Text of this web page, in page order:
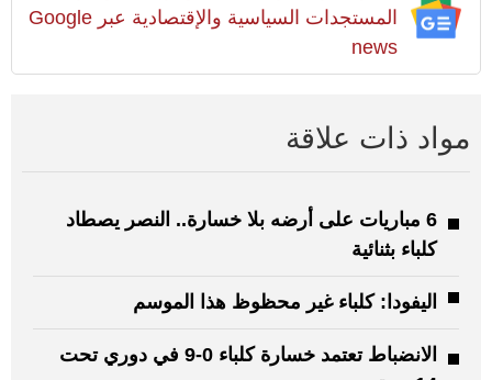
المستجدات السياسية والإقتصادية عبر Google
news
مواد ذات علاقة
6 مباريات على أرضه بلا خسارة.. النصر يصطاد
كلباء بثنائية
اليفودا: كلباء غير محظوظ هذا الموسم
الانضباط تعتمد خسارة كلباء 0-9 في دوري تحت